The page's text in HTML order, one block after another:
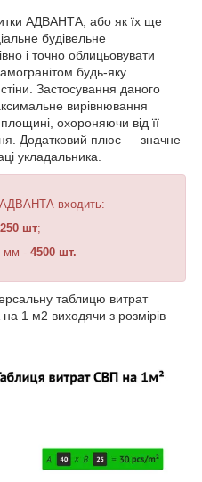
АДВАНТА, або як їх ще
будівельне
і точно облицьовувати
будь-яку
Застосування даного
вирівнювання
охороняючи від її
Додатковий плюс — значне
укладальника.
АДВАНТА входить:
шт;
мм - 4500 шт.
таблицю витрат
на 1 м2 виходячи з розмірів